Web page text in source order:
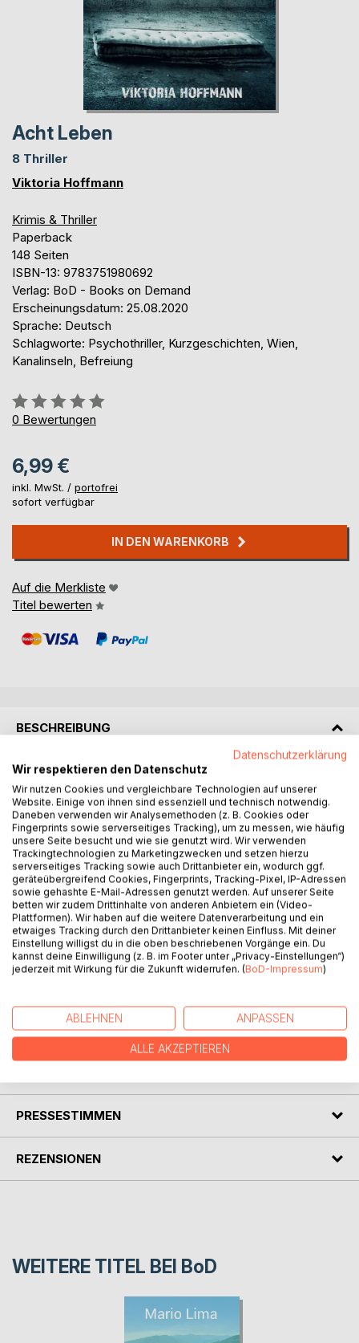
Acht Leben
8 Thriller
Viktoria Hoffmann
Krimis & Thriller
Paperback
148 Seiten
ISBN-13: 9783751980692
Verlag: BoD - Books on Demand
Erscheinungsdatum: 25.08.2020
Sprache: Deutsch
Schlagworte: Psychothriller, Kurzgeschichten, Wien,
Kanalinseln, Befreiung
Bewertung::
0%
0 Bewertungen
6,99 €
inkl. MwSt. / portofrei
sofort verfügbar
IN DEN WARENKORB
Auf die Merkliste
Titel bewerten
BESCHREIBUNG
Am meisten Zukunft haben Menschen ohne Vergangenheit.
Roger Willemsen
Aber was, wenn du ihr nicht entkommst?
Eine zufällige Begegnung, die alles verändert.
Eine Kindheit, die dich in die Hölle führt.
Ein Fremder, der alles zerstört.
Eine Beziehung, die dich gefangen hält.
Eine Familie, deren Erbe du nicht entfliehen kannst.
Eine Mutter, die deine Seele bricht.
Ein Zug, der neue Weichen stellt.
Eine Entscheidung, die alles beendet.
ACHT LEBEN - ACHT THRILLER
und die Frage: Was bist du bereit, zu tun?
PRESSESTIMMEN
REZENSIONEN
WEITERE TITEL BEI BoD
Datenschutzerklärung
Wir respektieren den Datenschutz
Wir nutzen Cookies und vergleichbare Technologien auf unserer
Website. Einige von ihnen sind essenziell und technisch notwendig.
Daneben verwenden wir Analysemethoden (z. B. Cookies oder
Fingerprints sowie serverseitiges Tracking), um zu messen, wie häufig
unsere Seite besucht und wie sie genutzt wird. Wir verwenden
Trackingtechnologien zu Marketingzwecken und setzen hierzu
serverseitiges Tracking sowie auch Drittanbieter ein, wodurch ggf.
geräteübergreifend Cookies, Fingerprints, Tracking-Pixel, IP-Adressen
sowie gehashte E-Mail-Adressen genutzt werden. Auf unserer Seite
betten wir zudem Drittinhalte von anderen Anbietern ein (Video-
Plattformen). Wir haben auf die weitere Datenverarbeitung und ein
etwaiges Tracking durch den Drittanbieter keinen Einfluss. Mit deiner
Einstellung willigst du in die oben beschriebenen Vorgänge ein. Du
kannst deine Einwilligung (z. B. im Footer unter „Privacy-Einstellungen“)
jederzeit mit Wirkung für die Zukunft widerrufen. (BoD-Impressum)
ABLEHNEN ANPASSEN
ALLE AKZEPTIEREN